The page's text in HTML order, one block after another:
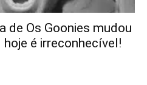
de Os Goonies mudou
é irreconhecível!